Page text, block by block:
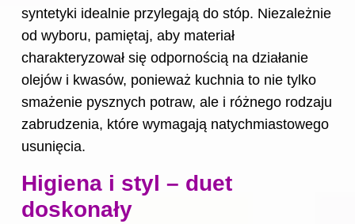
syntetyki idealnie przylegają do stóp. Niezależnie
od wyboru, pamiętaj, aby materiał
charakteryzował się odpornością na działanie
olejów i kwasów, ponieważ kuchnia to nie tylko
smażenie pysznych potraw, ale i różnego rodzaju
zabrudzenia, które wymagają natychmiastowego
usunięcia.
Higiena i styl – duet
doskonały